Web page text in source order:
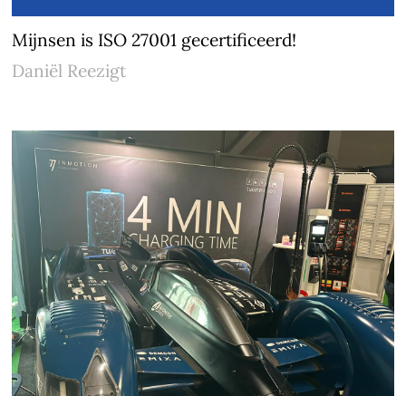
Mijnsen is ISO 27001 gecertificeerd!
Daniël Reezigt